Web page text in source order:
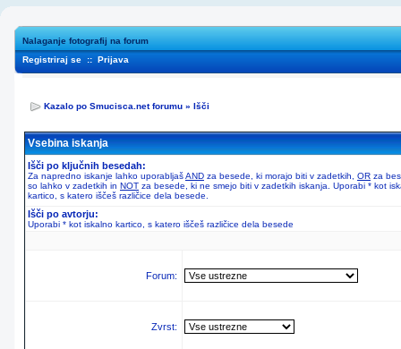
Nalaganje fotografij na forum
Registriraj se :: Prijava
Kazalo po Smucisca.net forumu » Išči
Vsebina iskanja
Išči po ključnih besedah:
Za napredno iskanje lahko uporabljašAND za besede, ki morajo biti v zadetkih, OR za
so lahko v zadetkih in NOT za besede, ki ne smejo biti v zadetkih iskanja. Uporabi * kot
kartico, s katero iščeš različice dela besede.
Išči po avtorju:
Uporabi * kot iskalno kartico, s katero iščeš različice dela besede
Forum:
Zvrst: